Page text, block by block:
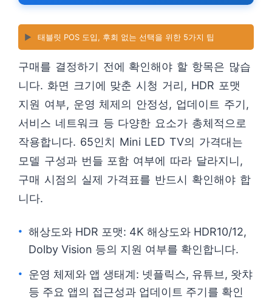
▶️ 태블릿 POS 도입, 후회 없는 선택을 위한 5가지 팁
구매를 결정하기 전에 확인해야 할 항목은 많습
니다. 화면 크기에 맞춘 시청 거리, HDR 포맷
지원 여부, 운영 체제의 안정성, 업데이트 주기,
서비스 네트워크 등 다양한 요소가 총체적으로
작용합니다. 65인치 Mini LED TV의 가격대는
모델 구성과 번들 포함 여부에 따라 달라지니,
구매 시점의 실제 가격표를 반드시 확인해야 합
니다.
해상도와 HDR 포맷: 4K 해상도와 HDR10/12,
Dolby Vision 등의 지원 여부를 확인합니다.
운영 체제와 앱 생태계: 넷플릭스, 유튜브, 왓챠
등 주요 앱의 접근성과 업데이트 주기를 확인